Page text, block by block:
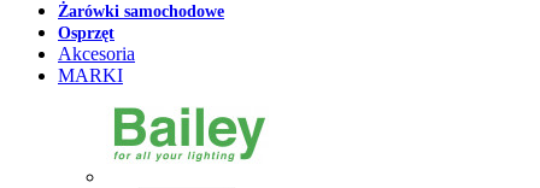
Żarówki samochodowe
Osprzęt
Akcesoria
MARKI